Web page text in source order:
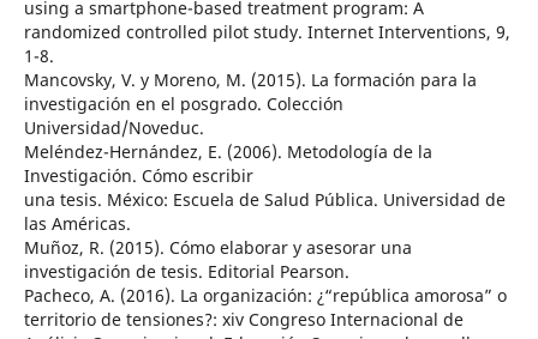
using a smartphone-based treatment program: A
randomized controlled pilot study. Internet Interventions, 9,
1-8.
Mancovsky, V. y Moreno, M. (2015). La formación para la
investigación en el posgrado. Colección
Universidad/Noveduc.
Meléndez-Hernández, E. (2006). Metodología de la
Investigación. Cómo escribir
una tesis. México: Escuela de Salud Pública. Universidad de
las Américas.
Muñoz, R. (2015). Cómo elaborar y asesorar una
investigación de tesis. Editorial Pearson.
Pacheco, A. (2016). La organización: ¿“república amorosa” o
territorio de tensiones?: xiv Congreso Internacional de